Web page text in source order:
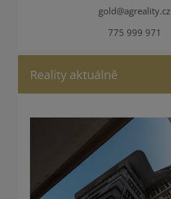
gold@agreality.cz
775 999 971
Reality aktuálně